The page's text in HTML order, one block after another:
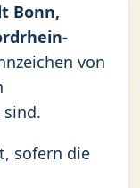
Bonn,
von
sofern die